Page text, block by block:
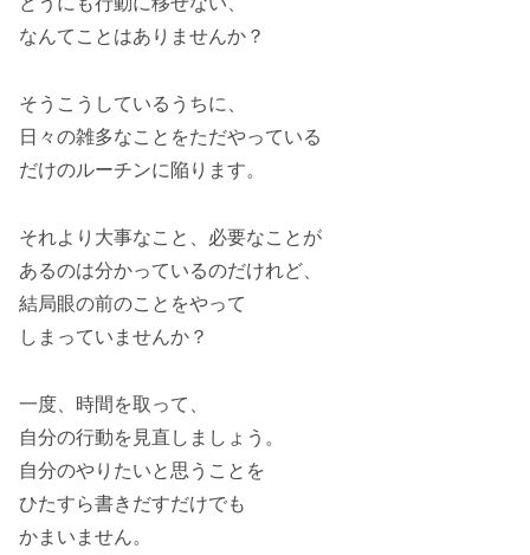
なんてことはありませんか？
そうこうしているうちに、
日々の雑多なことをただやっている
だけのルーチンに陥ります。
それより大事なこと、必要なことが
あるのは分かっているのだけれど、
結局眼の前のことをやって
しまっていませんか？
一度、時間を取って、
自分の行動を見直しましょう。
自分のやりたいと思うことを
ひたすら書きだすだけでも
かまいません。